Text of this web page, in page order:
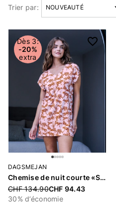
Trier par:
Articles
Dès 3:
-20%
extra
DAGSMEJAN
Chemise de nuit courte «Stay Cool»
Price reduced from
CHF 134.90CHF 94.43
30% d’économie